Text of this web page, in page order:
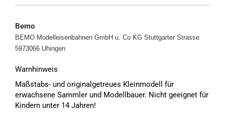
Bemo
BEMO Modelleisenbahnen GmbH u. Co KG Stuttgarter Strasse
5973066 Uhingen
Warnhinweis
Maßstabs- und originalgetreues Kleinmodell für
erwachsene Sammler und Modellbauer. Nicht geeignet für
Kindern unter 14 Jahren!